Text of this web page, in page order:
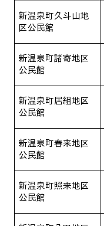
新温泉町久斗山地
区公民館
新温泉町諸寄地区
公民館
新温泉町居組地区
公民館
新温泉町春来地区
公民館
新温泉町照来地区
公民館